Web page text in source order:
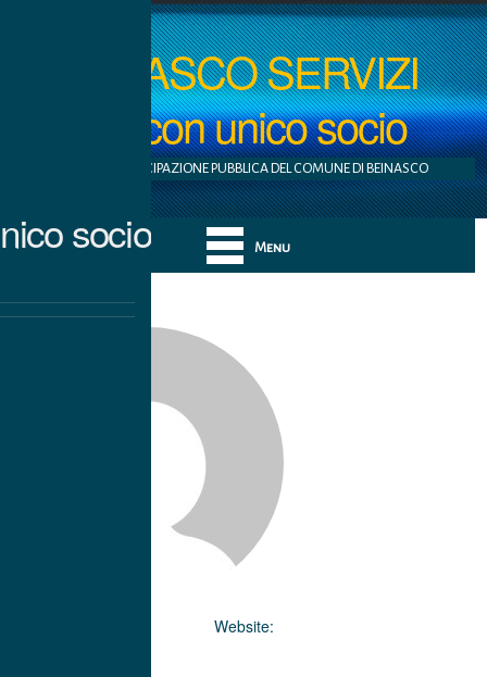
BEINASCO SERVIZI
S.r.l. con unico socio
AZIENDA A PARTECIPAZIONE PUBBLICA DEL COMUNE DI BEINASCO
Menu
socio
Website: